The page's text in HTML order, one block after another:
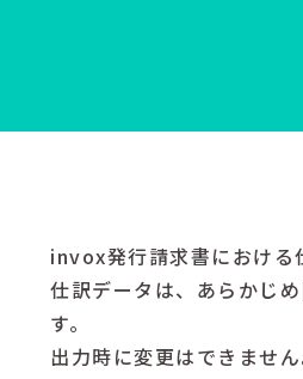
invox発行請求書における
仕訳データは、あらかじ
す。
出力時に変更はできません